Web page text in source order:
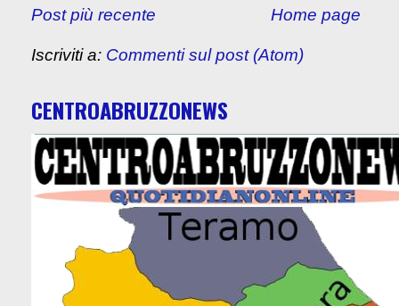
Post più recente Home page
Iscriviti a: Commenti sul post (Atom)
CENTROABRUZZONEWS